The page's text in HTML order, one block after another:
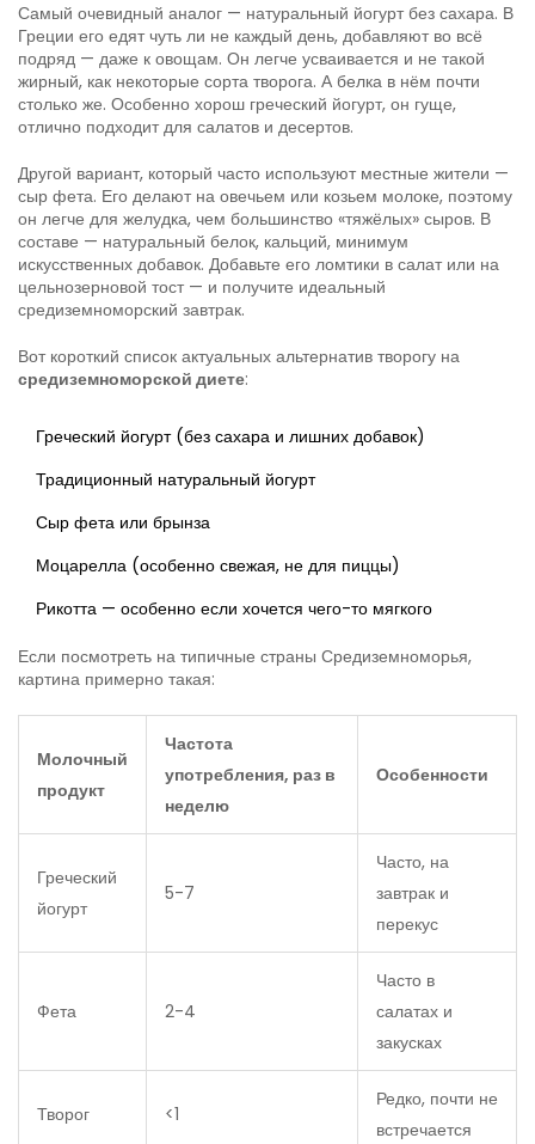
Самый очевидный аналог — натуральный йогурт без сахара. В
Греции его едят чуть ли не каждый день, добавляют во всё
подряд — даже к овощам. Он легче усваивается и не такой
жирный, как некоторые сорта творога. А белка в нём почти
столько же. Особенно хорош греческий йогурт, он гуще,
отлично подходит для салатов и десертов.
Другой вариант, который часто используют местные жители —
сыр фета. Его делают на овечьем или козьем молоке, поэтому
он легче для желудка, чем большинство «тяжёлых» сыров. В
составе — натуральный белок, кальций, минимум
искусственных добавок. Добавьте его ломтики в салат или на
цельнозерновой тост — и получите идеальный
средиземноморский завтрак.
Вот короткий список актуальных альтернатив творогу на
средиземноморской диете:
Греческий йогурт (без сахара и лишних добавок)
Традиционный натуральный йогурт
Сыр фета или брынза
Моцарелла (особенно свежая, не для пиццы)
Рикотта — особенно если хочется чего-то мягкого
Если посмотреть на типичные страны Средиземноморья,
картина примерно такая:
Молочный
продукт
Частота
употребления, раз в
неделю
Особенности
Греческий
йогурт
5-7
Часто, на
завтрак и
перекус
Фета 2-4
Часто в
салатах и
закусках
Творог <1
Редко, почти не
встречается